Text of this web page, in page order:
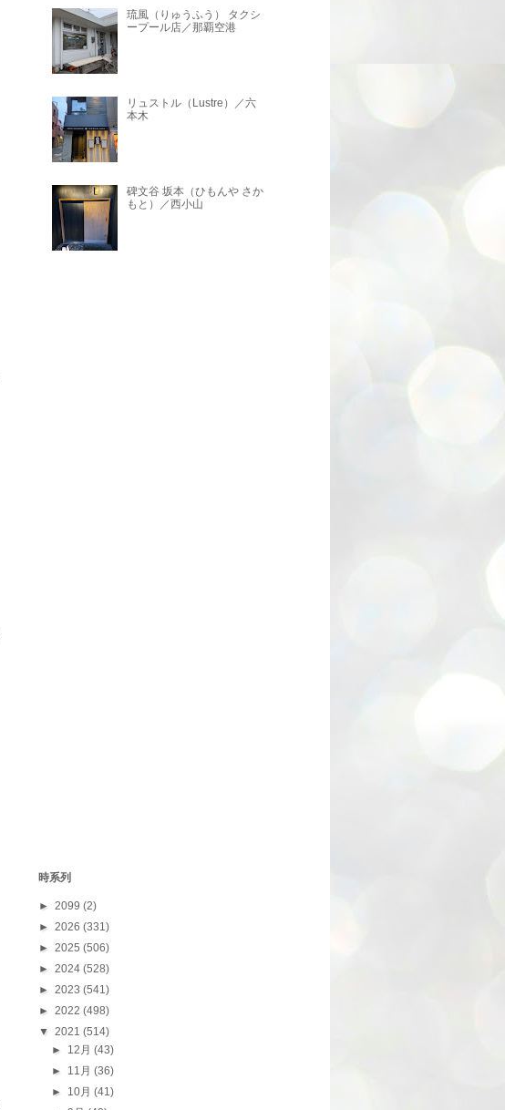
琉風（りゅうふう） タクシ
ープール店／那覇空港
リュストル（Lustre）／六
本木
碑文谷 坂本（ひもんや さか
もと）／西小山
時系列
► 2099 (2)
► 2026 (331)
► 2025 (506)
► 2024 (528)
► 2023 (541)
► 2022 (498)
▼ 2021 (514)
► 12月(43)
► 11月(36)
► 10月(41)